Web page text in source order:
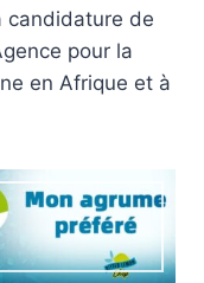
candidature de
pour la
en Afrique et à